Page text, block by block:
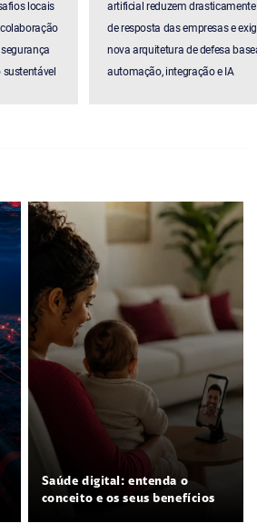
locais
artificial reduzem
de resposta das empresas e
nova arquitetura de defesa
automação, integração e IA
Saúde digital: entenda o
conceito e os seus benefícios